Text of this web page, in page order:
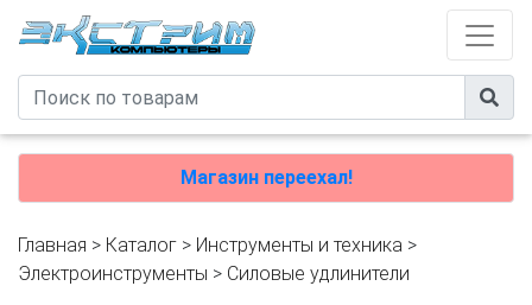
Магазин переехал!
Главная > Каталог > Инструменты и техника >
Электроинструменты > Силовые удлинители